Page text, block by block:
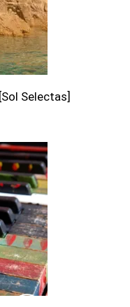
Selectas]